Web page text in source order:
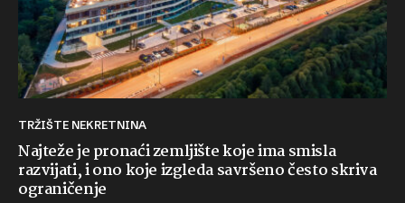
TRŽIŠTE NEKRETNINA
Najteže je pronaći zemljište koje ima smisla
razvijati, i ono koje izgleda savršeno često skriva
ograničenje